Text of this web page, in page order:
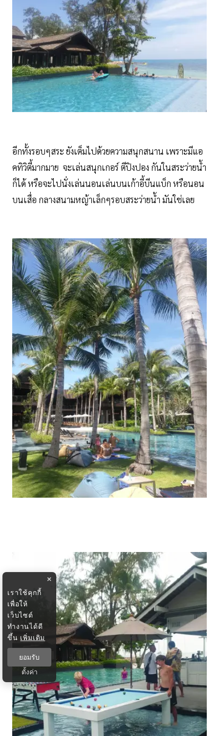
อีกทั้งรอบๆสระ ยังเต็มไปด้วยความสนุกสนาน เพราะมีแอ
คทิวิตี้มากมาย จะเล่นสนุกเกอร์ ตีปิงปอง กันในสระว่ายน้ำ
ก็ได้ หรือจะไปนั่งเล่นนอนเล่นบนเก้าอี้บีนแบ็ก หรือนอน
บนเสื่อ กลางสนามหญ้าเล็กๆรอบสระว่ายน้ำ มันใช่เลย
×
เราใช้คุกกี้
เพื่อให้
เว็บไซต์
ทำงานได้ดี
ขึ้น เพิ่มเติม
ยอมรับ
ตั้งค่า